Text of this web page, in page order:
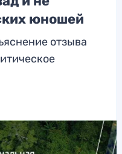
юношей
отзыва